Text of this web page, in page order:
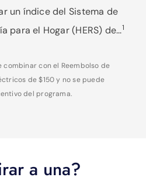
un índice del Sistema de
para el Hogar (HERS) de...1
combinar con el Reembolso de
de $150 y no se puede
del programa.
a una?